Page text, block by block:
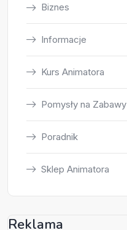
Biznes
Informacje
Kurs Animatora
Pomysły na Zabawy
Poradnik
Sklep Animatora
Reklama